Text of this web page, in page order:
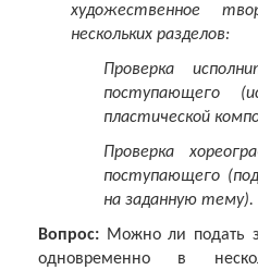
художественное
нескольких разделов:
Проверка
поступающего (
пластической
Проверка
поступающего (
на заданную тему).
Вопрос: Можно ли подать
одновременно в